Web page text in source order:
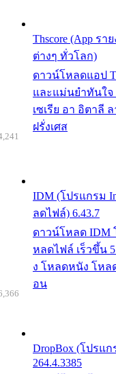
Thscore (App ร
ต่างๆ ทั่วโลก)
ดาวน์โหลดแอป
และแม่นยำทันใจ
เซเรีย อา อิตาลี
ฝรั่งเศส
IDM (โปรแกรม
ลดไฟล์) 6.43.7
ดาวน์โหลด IDM
หลดไฟล์ เร็วขึ้น
ง โหลดหนัง โหล
อน
DropBox (โปรแ
264.4.3385